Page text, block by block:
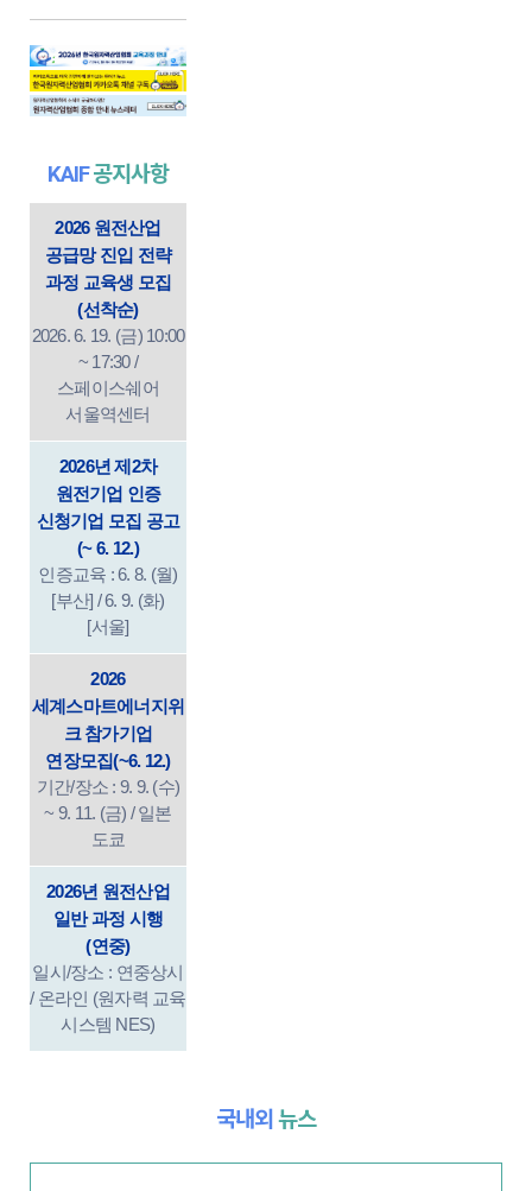
KAIF공지사항
2026 원전산업
공급망 진입 전략
과정 교육생 모집
(선착순)
2026. 6. 19. (금) 10:00
~ 17:30 /
스페이스쉐어
서울역센터
2026년 제2차
원전기업 인증
신청기업 모집 공고
(~ 6. 12.)
인증교육 : 6. 8. (월)
[부산] / 6. 9. (화)
[서울]
2026
세계스마트에너지위
크 참가기업
연장모집(~6. 12.)
기간/장소 : 9. 9. (수)
~ 9. 11. (금) / 일본
도쿄
2026년 원전산업
일반 과정 시행
(연중)
일시/장소 : 연중상시
/ 온라인 (원자력 교육
시스템 NES)
국내외 뉴스